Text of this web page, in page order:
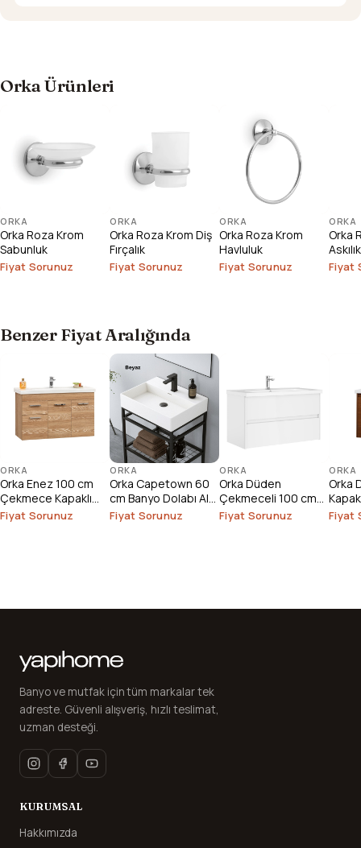
Orka Ürünleri
ORKA
Orka Roza Krom
Sabunluk
Fiyat Sorunuz
ORKA
Orka Roza Krom Diş
Fırçalık
Fiyat Sorunuz
ORKA
Orka Roza Krom
Havluluk
Fiyat Sorunuz
ORKA
Orka
Askılık
Fiyat
Benzer Fiyat Aralığında
ORKA
Orka Enez 100 cm
Çekmece Kapaklı
Banyo Dolabı Alt
Fiyat Sorunuz
ORKA
Orka Capetown 60
cm Banyo Dolabı Alt
Modülü
Fiyat Sorunuz
ORKA
Orka Düden
Çekmeceli 100 cm
Banyo Dolabı Alt
Fiyat Sorunuz
ORKA
Orka
Alt
Fiyat
Banyo ve mutfak için tüm markalar tek
adreste. Güvenli alışveriş, hızlı teslimat,
uzman desteği.
KURUMSAL
Hakkımızda